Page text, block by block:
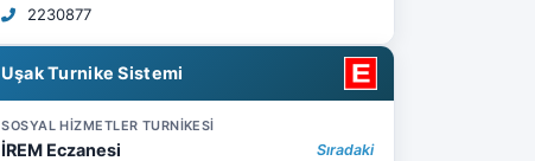
2230877
Uşak Turnike Sistemi
SOSYAL HİZMETLER TURNİKESİ
İREM Eczanesi Sıradaki